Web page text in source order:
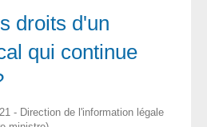
droits d'un
qui continue
- Direction de l'information légale